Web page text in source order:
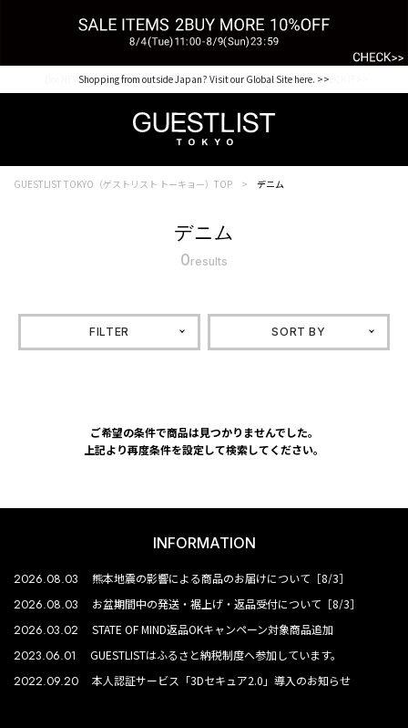
Shopping from outside Japan? Visit our Global Site here. >>
【for NEW MEMBER】新規会員様1000Point Present Campaign CHECK IT>>
GUESTLIST TOKYO（ゲストリスト トーキョー）TOP デニム
デニム
0results
FILTER SORT BY
ご希望の条件で商品は見つかりませんでした。
上記より再度条件を設定して検索してください。
INFORMATION
2026.08.03 熊本地震の影響による商品のお届けについて［8/3］
2026.08.03 お盆期間中の発送・裾上げ・返品受付について［8/3］
2026.03.02 STATE OF MIND返品OKキャンペーン対象商品追加
2023.06.01 GUESTLISTはふるさと納税制度へ参加しています。
2022.09.20 本人認証サービス「3Dセキュア2.0」導入のお知らせ